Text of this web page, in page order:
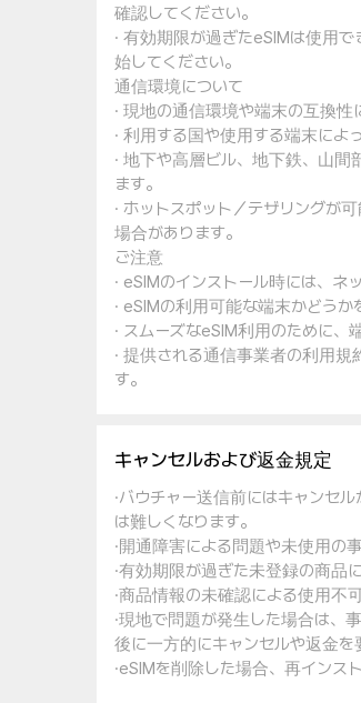
確認してください。
· 有効期限が過ぎたeSIMは使用
始してください。
通信環境について
· 現地の通信環境や端末の互換性
· 利用する国や使用する端末によ
· 地下や高層ビル、地下鉄、山間
ます。
· ホットスポット／テザリングが
場合があります。
ご注意
· eSIMのインストール時には、ネ
· eSIMの利用可能な端末かどうか
· スムーズなeSIM利用のために、
· 提供される通信事業者の利用規
す。
キャンセルおよび返金規定
·バウチャー送信前にはキャンセ
は難しくなります。
·開通障害による問題や未使用の
·有効期限が過ぎた未登録の商品
·商品情報の未確認による使用不
·現地で問題が発生した場合は、
後に一方的にキャンセルや返金を
·eSIMを削除した場合、再インス